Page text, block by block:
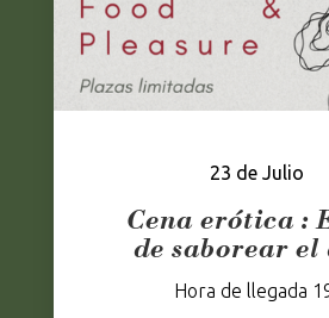
23 de Julio
Cena erótica :
de saborear el
Hora de llegada